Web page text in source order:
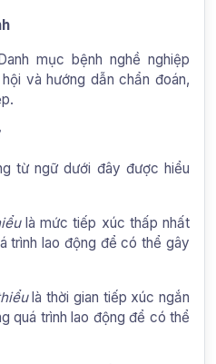
mục bệnh nghề nghiệp
và hướng dẫn chẩn đoán,
từ ngữ dưới đây được hiểu
là mức tiếp xúc thấp nhất
trình lao động để có thể gây
là thời gian tiếp xúc ngắn
quá trình lao động để có thể